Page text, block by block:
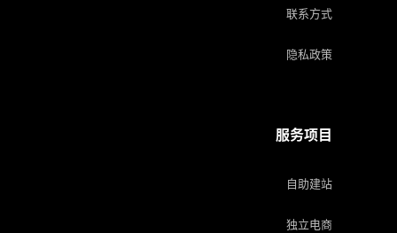
联系方式
隐私政策
服务项目
自助建站
独立电商